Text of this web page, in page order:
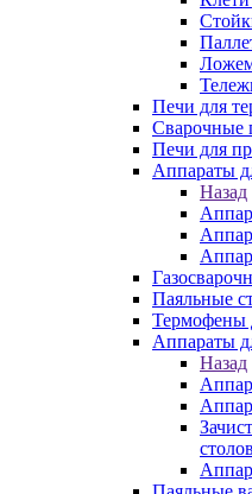
Печи для
Сварочные
Печи для
Аппараты
Назад
Паяльные
Термофены
Аппараты
Назад
столов